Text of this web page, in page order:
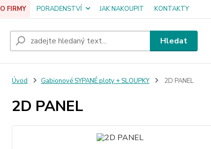
FIRMY PORADENSTVÍ JAK NAKOUPIT KONTAKTY
Hledat
Úvod Gabionové SYPANÉ ploty + SLOUPKY 2D PANEL
2D PANEL